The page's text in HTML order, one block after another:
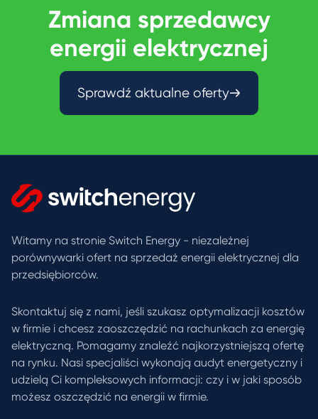
Zmiana sprzedawcy
energii elektrycznej
Sprawdź aktualne oferty
Witamy na stronie Switch Energy - niezależnej
porównywarki ofert na sprzedaż energii elektrycznej dla
przedsiębiorców.
Skontaktuj się z nami, jeśli szukasz optymalizacji kosztów
w firmie i chcesz zaoszczędzić na rachunkach za energię
elektryczną. Pomagamy znaleźć najkorzystniejszą ofertę
na rynku. Nasi specjaliści wykonają audyt energetyczny i
udzielą Ci kompleksowych informacji: czy i w jaki sposób
możesz oszczędzić na energii w firmie.